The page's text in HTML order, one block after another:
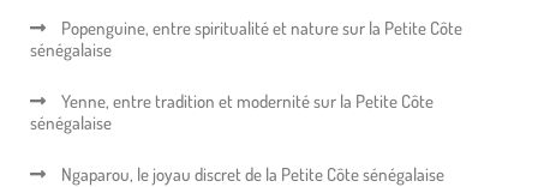
Popenguine, entre spiritualité et nature sur la Petite Côte
sénégalaise
Yenne, entre tradition et modernité sur la Petite Côte
sénégalaise
Ngaparou, le joyau discret de la Petite Côte sénégalaise